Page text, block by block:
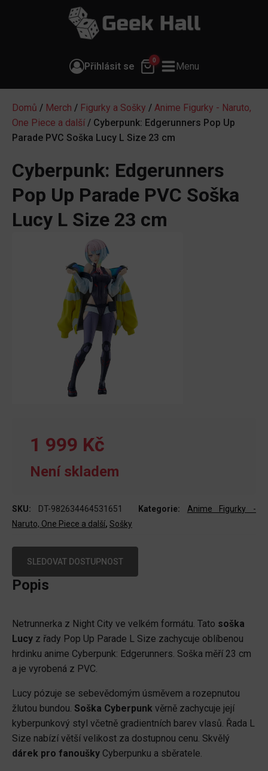
Přihlásit se
0
Menu
Domů / Merch / Figurky a Sošky / Anime Figurky - Naruto,
One Piece a další / Cyberpunk: Edgerunners Pop Up
Parade PVC Soška Lucy L Size 23 cm
Cyberpunk: Edgerunners
Pop Up Parade PVC Soška
Lucy L Size 23 cm
1 999 Kč
Není skladem
SKU: DT-982634464531651 Kategorie: Anime Figurky -
Naruto, One Piece a další, Sošky
SLEDOVAT DOSTUPNOST
Popis
Netrunnerka z Night City ve velkém formátu. Tato soška
Lucy z řady Pop Up Parade L Size zachycuje oblíbenou
hrdinku anime Cyberpunk: Edgerunners. Soška měří 23 cm
a je vyrobená z PVC.
Lucy pózuje se sebevědomým úsměvem a rozepnutou
žlutou bundou. Soška Cyberpunk věrně zachycuje její
kyberpunkový styl včetně gradientních barev vlasů. Řada L
Size nabízí větší velikost za dostupnou cenu. Skvělý
dárek pro fanoušky Cyberpunku a sběratele.